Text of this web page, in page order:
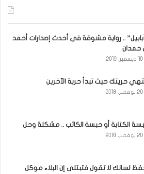
.. رواية مشوقة في أحدث إصدارات أحمد
حمدان
10 ديسمبر، 2019
حريتك حيث تبدأ حرية الآخرين
20 نوفمبر، 2018
الكتابة أو حبسة الكاتب .. مشكلة وحل
20 نوفمبر، 2018
لسانك لا تقول فتبتلى إن البلاء موكل